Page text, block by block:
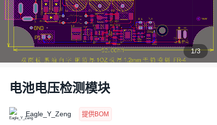
1/3
电池电压检测模块
Eagle_Y_Zeng 提供BOM